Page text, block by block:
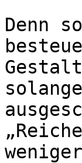
Denn